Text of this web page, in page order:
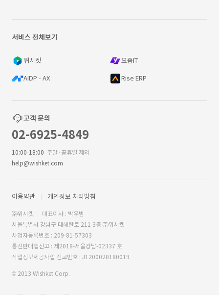
서비스 전체보기
위시켓 요즘IT
AIDP - AX Rise ERP
고객 문의
02-6925-4849
10:00-18:00 주말·공휴일 제외
help@wishket.com
이용약관 개인정보 처리방침
㈜위시켓
대표이사 : 박우범
서울특별시 강남구 테헤란로 211 3층 ㈜위시켓
사업자등록번호 : 209-81-57303
통신판매업신고 : 제2018-서울강남-02337 호
직업정보제공사업 신고번호 : J1200020180019
© 2013 Wishket Corp.